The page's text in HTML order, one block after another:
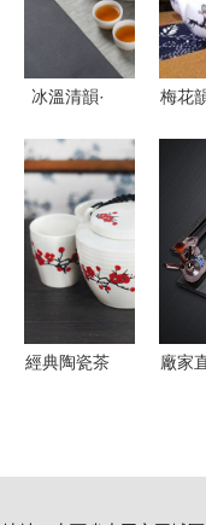
古功夫茶
具】價格,
廠家,圖片,
福建省德化
縣尚品陶
瓷-
冰溫清韻·
略賞聚晟玉
瓷功夫茶具
的藝術品格
與文化回歸
梅花
——
仁可
梅花
茶具
經典陶瓷茶
廠家